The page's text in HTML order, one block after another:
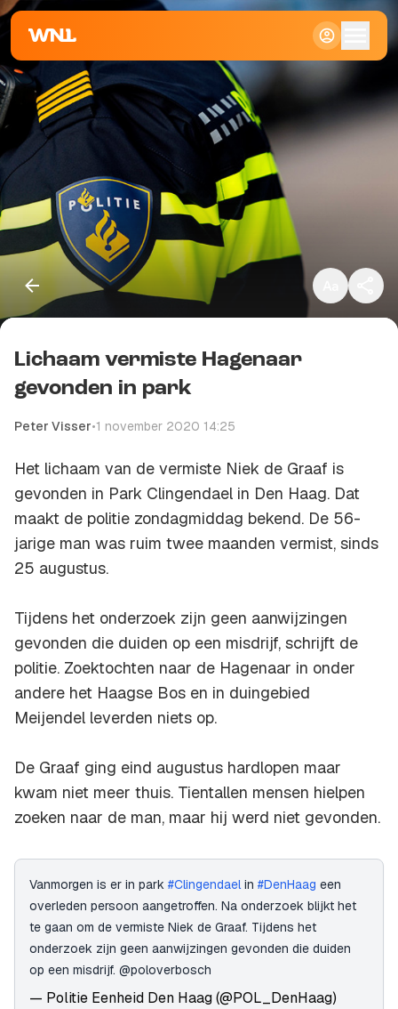
Klein
Standaard
Groot
Kopieer link
Lichaam vermiste Hagenaar
gevonden in park
Peter Visser•1 november 2020 14:25
Het lichaam van de vermiste Niek de Graaf is
gevonden in Park Clingendael in Den Haag. Dat
maakt de politie zondagmiddag bekend. De 56-
jarige man was ruim twee maanden vermist, sinds
25 augustus.
Tijdens het onderzoek zijn geen aanwijzingen
gevonden die duiden op een misdrijf, schrijft de
politie. Zoektochten naar de Hagenaar in onder
andere het Haagse Bos en in duingebied
Meijendel leverden niets op.
De Graaf ging eind augustus hardlopen maar
kwam niet meer thuis. Tientallen mensen hielpen
zoeken naar de man, maar hij werd niet gevonden.
Vanmorgen is er in park #Clingendaelin #DenHaag een
overleden persoon aangetroffen. Na onderzoek blijkt het
te gaan om de vermiste Niek de Graaf. Tijdens het
onderzoek zijn geen aanwijzingen gevonden die duiden
op een misdrijf. @poloverbosch
— Politie Eenheid Den Haag (@POL_DenHaag)